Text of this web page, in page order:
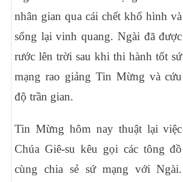
nhân gian qua cái chết khổ hình và
sống lại vinh quang. Ngài đã được
rước lên trời sau khi thi hành tốt sứ
mạng rao giảng Tin Mừng và cứu
độ trần gian.
Tin Mừng hôm nay thuật lại việc
Chúa Giê-su kêu gọi các tông đồ
cùng chia sẻ sứ mạng với Ngài.